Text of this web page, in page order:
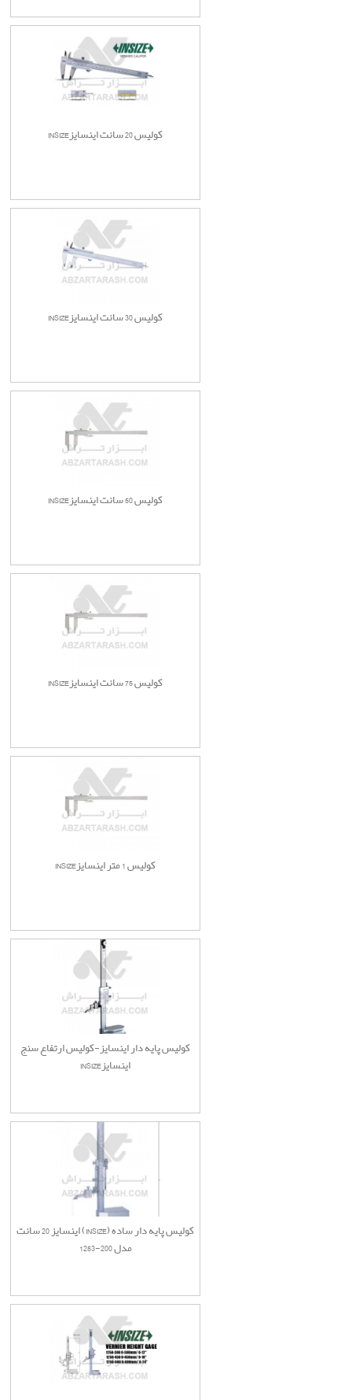
کولیس 20 سانت اینسایزINSIZE
کولیس 30 سانت اینسایزINSIZE
کولیس 50 سانت اینسایزINSIZE
کولیس 75 سانت اینسایزINSIZE
کولیس 1 متر اینسایزINSIZE
کولیس پایه دار اینسایز-کولیس ارتفاع سنج
اینسایزINSIZE
کولیس پایه دار ساده (INSIZE) اینسایز 20 سانت
مدل 200-1253